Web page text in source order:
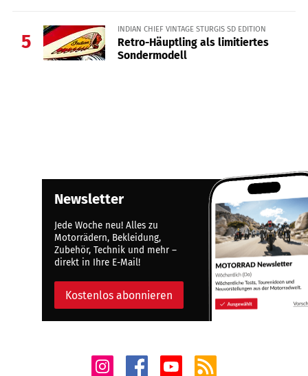
5
INDIAN CHIEF VINTAGE STURGIS SD EDITION
Retro-Häuptling als limitiertes
Sondermodell
Newsletter
Jede Woche neu! Alles zu
Motorrädern, Bekleidung,
Zubehör, Technik und mehr –
direkt in Ihre E-Mail!
Kostenlos abonnieren